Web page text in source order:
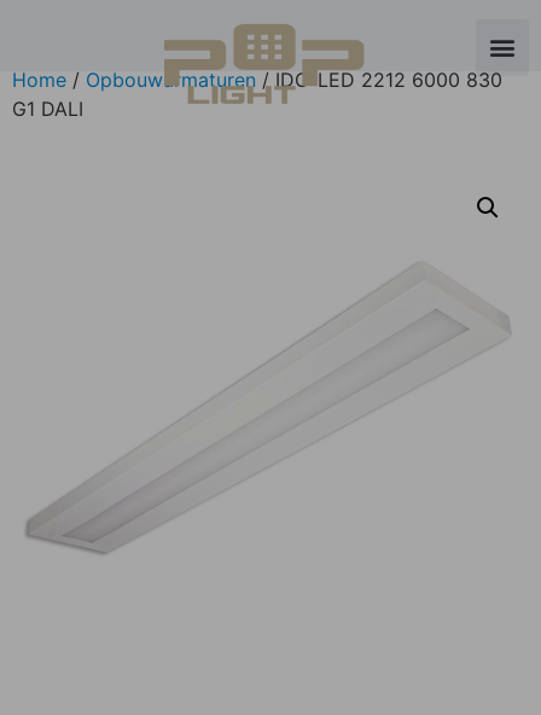
Home / Opbouwarmaturen / IDO-LED 2212 6000 830
G1 DALI